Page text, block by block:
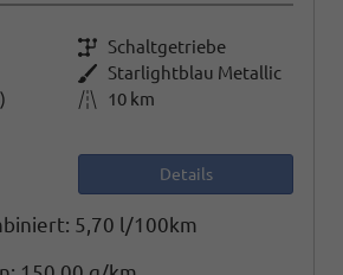
Getriebe Schaltgetriebe
Außenfarbe Starlightblau Metallic
Kilometerstand
10 km
Details
5,70 l/100km